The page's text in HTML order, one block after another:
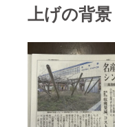
上げの背景